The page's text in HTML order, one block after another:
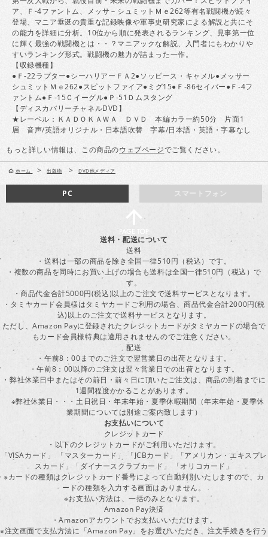
ア、Ｆ-4ファントム、メッサ－シュミットＭｅ262等有名戦闘機が続々
登場、マニア垂涎の貴重な記録映像や軍事史研究家による解説と共にそ
の能力を詳細に分析。10位から順に発表されるランキング、見事第一位
に輝く最強の戦闘機とは・・？マニアックな解説、入門者にもわかりや
すいランキング形式。戦闘機の魅力が詰まった一作。
【収録機種】
●Ｆ-22ラプター●シーハリアーＦＡ2●ソッピース・キャメル●メッサー
シュミットＭｅ262●スピットファイア●ミグ15●Ｆ-86セイバー●Ｆ-4フ
ァントム●Ｆ-15Ｃイーグル●Ｐ-51Ｄムスタング
【ディスカバリーチャネルDVD】
★レーベル：ＫＡＤＯＫＡＷＡ ＤＶＤ 本編カラー約50分 片面1
層 音声/英語オリジナル・日本語吹替 字幕/日本語・英語・字幕なし
もっと詳しい情報は、この商品のウェブページでご覧ください。
ホーム > 出版物 > DVD他メディア
スマートフォン
PC
送料・配送について
送料
・送料は一部の商品を除き全国一律510円（税込）です。
・複数の商品を同時にお買い上げの場合も送料は全国一律510円（税込）で
す。
・商品代金合計5000円(税込)以上のご注文で送料サービスとなります。
・タミヤカード会員様はタミヤカードご利用の場合、商品代金合計2000円(税
込)以上のご注文で送料サービスとなります。
ただし、Amazon Payに登録されたクレジットカードがタミヤカードの場合で
もカード会員様特典は適用されませんのでご注意ください。
配送
・午前8：00までのご注文で翌営業日の出荷となります。
・午前8：00以降のご注文は翌々営業日での出荷となります。
・弊社休業日中またはその前日・前々日に頂いたご注文は、商品の到着までに
1週間程度かかることがあります。
※弊社休業日・・・土日祝日・年末年始・夏季休暇期間（年末年始・夏季休
業期間については別途ご案内致します）
お支払いについて
クレジットカード
・以下のクレジットカードがご利用いただけます。
「VISAカード」 「マスターカード」 「JCBカード」「アメリカン・エキスプレ
スカード」「ダイナースクラブカード」 「オリコカード」
※カードの種類はクレジットカード番号によって自動判別いたしますので、カ
ードの種類を入力する画面はありません。
※お支払い方法は、一括のみとなります。
Amazon Pay決済
・Amazonアカウントでお支払いいただけます。
※注文画面で支払方法に「Amazon Pay」をお選びいただき、注文手続きを行う